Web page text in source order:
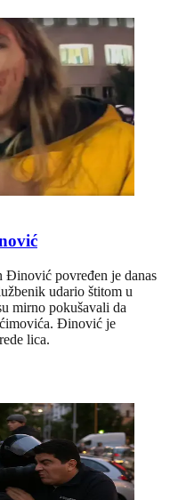
Đinović povređen je danas
udario štitom u
mirno pokušavali da
Đinović je
lica.